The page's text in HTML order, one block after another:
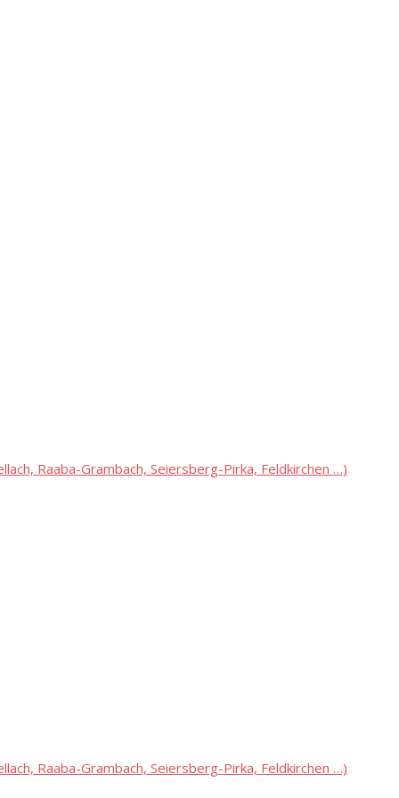
Raaba-Grambach, Seiersberg-Pirka, Feldkirchen …)
Raaba-Grambach, Seiersberg-Pirka, Feldkirchen …)